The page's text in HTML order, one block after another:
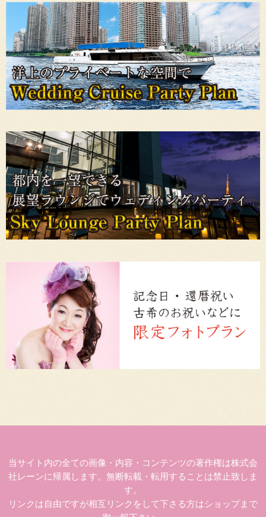
当サイト内の全ての画像・内容・コンテンツの著作権は株式会
社レーンに帰属します。無断転載・転用することは禁止致しま
す。
リンクは自由ですが相互リンクをして下さる方はショップまで